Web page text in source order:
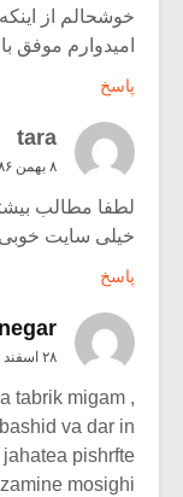
خوشحالم از
امیدوارم موفق
پاسخ
tara
۸ بهمن ۱۳۸۶ در ۱۱:۵۰ ق٫ظ
لطفا مطالب
خیلی سایت خوبی
پاسخ
negar
۲۸ اسفند ۱۳۸۶ در ۶:۰۵ ب٫ظ
tabrik migam ,
va dar in
pishrfte
mosighi